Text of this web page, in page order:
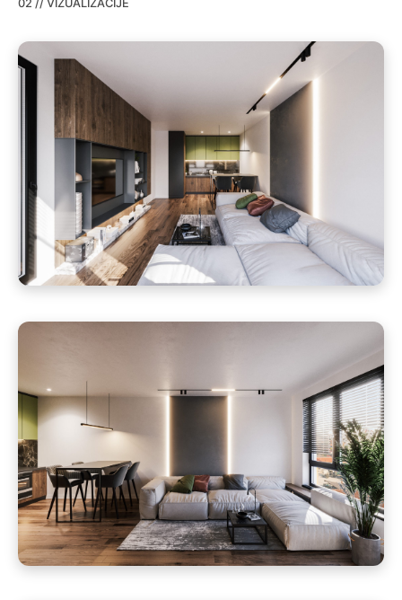
02 // VIZUALIZACIJE